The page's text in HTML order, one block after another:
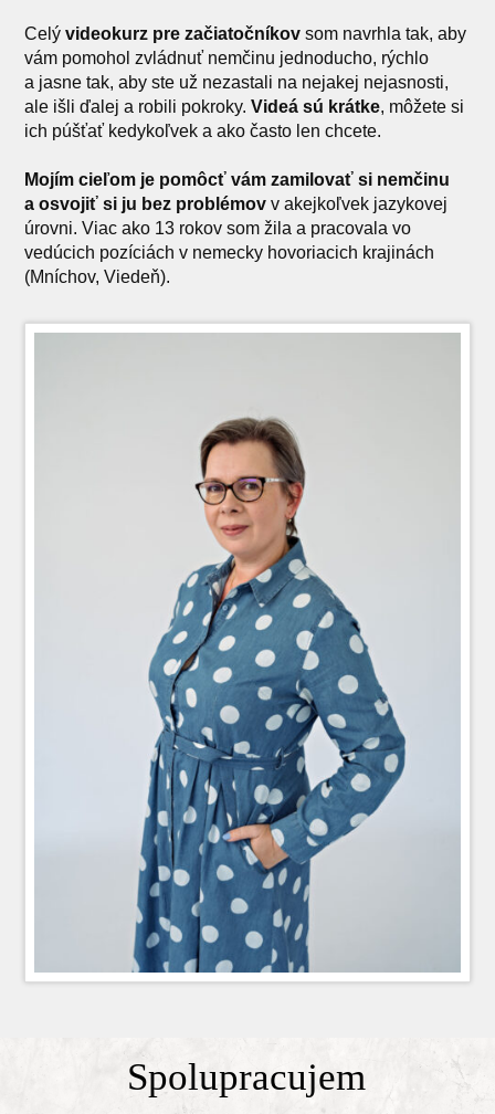
Celý videokurz pre začiatočníkovsom navrhla tak, aby
vám pomohol zvládnuť nemčinu jednoducho, rýchlo
a jasne tak, aby ste už nezastali na nejakej nejasnosti,
ale išli ďalej a robili pokroky. Videá sú krátke, môžete si
ich púšťať kedykoľvek a ako často len chcete.
Mojím cieľom je pomôcť vám zamilovať si nemčinu
a osvojiť si ju bez problémov v akejkoľvek jazykovej
úrovni. Viac ako 13 rokov som žila a pracovala vo
vedúcich pozíciách v nemecky hovoriacich krajinách
(Mníchov, Viedeň).
Spolupracujem